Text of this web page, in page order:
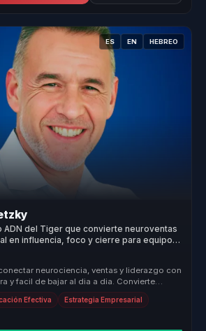
ES EN HEBREO
del Tiger que convierte neuroventas
en influencia, foco y cierre para equipos
neurociencia, ventas y liderazgo con
y facil de bajar al dia a dia. Convierte
Efectiva Estrategia Empresarial